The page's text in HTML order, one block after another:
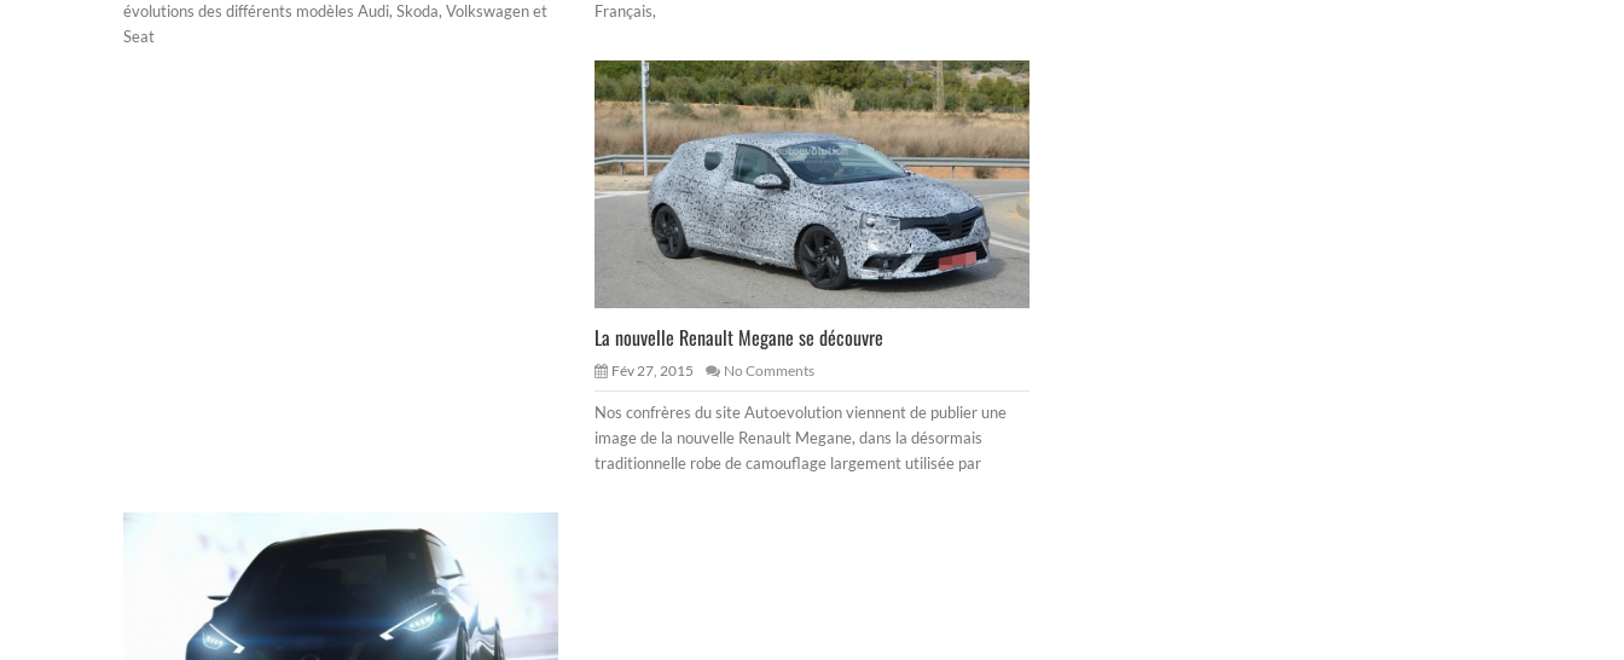
évolutions des différents modèles Audi, Skoda, Volkswagen et
Seat
Français,
La nouvelle Renault Megane se découvre
Fév 27, 2015 No Comments
Nos confrères du site Autoevolution viennent de publier une
image de la nouvelle Renault Megane, dans la désormais
traditionnelle robe de camouflage largement utilisée par